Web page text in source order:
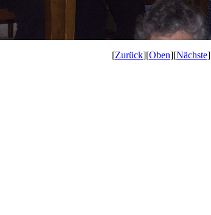
[Zurück][Oben][Nächste]